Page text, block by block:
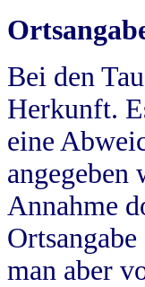
Bei den
Herkunft.
eine
angegeben
Annahme
man aber